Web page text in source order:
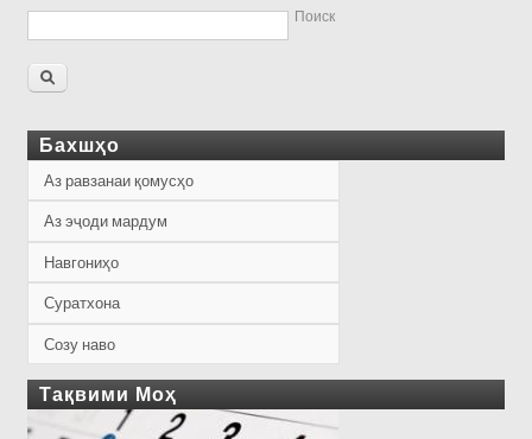
Поиск
Бахшҳо
Аз равзанаи қомусҳо
Аз эҷоди мардум
Навгониҳо
Суратхона
Созу наво
Тақвими Моҳ